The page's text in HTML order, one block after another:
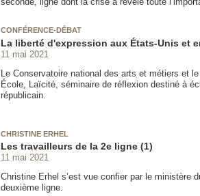
CONFÉRENCE-DÉBAT
La liberté d'expression aux États-Unis et
11 mai 2021
Le Conservatoire national des arts et métiers et
École, Laïcité, séminaire de réflexion destiné à
républicain.
CHRISTINE ERHEL
Les travailleurs de la 2e ligne (1)
11 mai 2021
Christine Erhel s’est vue confier par le ministère
deuxième ligne.